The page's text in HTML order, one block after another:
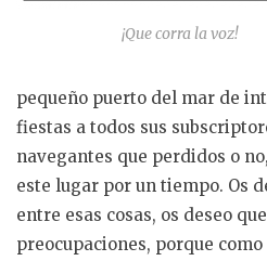
¡Que corra la voz!
pequeño puerto del mar de
fiestas a todos sus
navegantes que perdidos o
este lugar por un tiempo. Os
entre esas cosas, os deseo
preocupaciones, porque